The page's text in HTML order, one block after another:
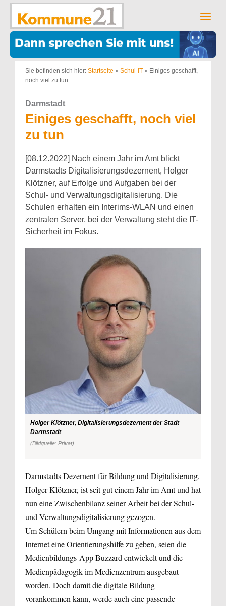
Zum
springen
Sie befinden sich hier: Startseite » Schul-IT » Einiges geschafft,
noch viel zu tun
Darmstadt
Einiges geschafft, noch viel
zu tun
[08.12.2022] Nach einem Jahr im Amt blickt
Darmstadts Digitalisierungsdezernent, Holger
Klötzner, auf Erfolge und Aufgaben bei der
Schul- und Verwaltungsdigitalisierung. Die
Schulen erhalten ein Interims-WLAN und einen
zentralen Server, bei der Verwaltung steht die IT-
Sicherheit im Fokus.
Holger Klötzner, Digitalisierungsdezernent der Stadt
Darmstadt
(Bildquelle: Privat)
Darmstadts Dezernent für Bildung und Digitalisierung,
Holger Klötzner, ist seit gut einem Jahr im Amt und hat
nun eine Zwischenbilanz seiner Arbeit bei der Schul-
und Verwaltungsdigitalisierung gezogen.
Um Schülern beim Umgang mit Informationen aus dem
Internet eine Orientierungshilfe zu geben, seien die
Medienbildungs-App Buzzard entwickelt und die
Medienpädagogik im Medienzentrum ausgebaut
worden. Doch damit die digitale Bildung
vorankommen kann, werde auch eine passende